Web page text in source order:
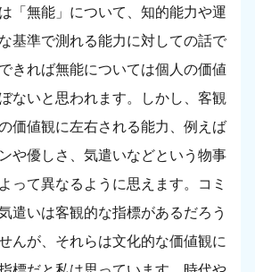
「無能」について、知的能力や運
基準で測れる能力に対しての話で
きれば無能については個人の価値
ないと思われます。しかし、客観
価値観に左右される能力、例えば
や優しさ、気遣いなどという物事
って異なるように思えます。コミ
遣いは客観的な指標があるだろう
んが、それらは文化的な価値観に